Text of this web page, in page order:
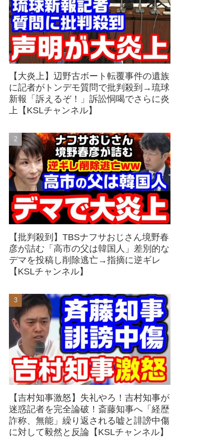
【大炎上】辺野古ボート転覆事件の遺族
に記者がトンデモ質問で批判殺到→琉球
新報「訴えるぞ！」訴訟恫喝でさらに炎
上【KSLチャンネル】
【批判殺到】TBSナフサおじさん境野春
彦が詰む「高市の父は韓国人」差別的な
デマを投稿し削除逃亡→指摘に逆ギレ
【KSLチャンネル】
【吉村知事激怒】失礼やろ！吉村知事が
迷惑記者を完全論破！斎藤知事へ「経歴
詐称、無能」繰り返される嘘と誹謗中傷
に対して毅然と反論【KSLチャンネル】